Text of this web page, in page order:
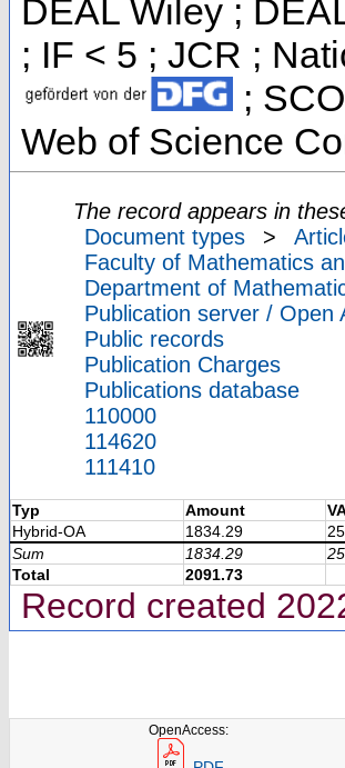
DEAL Wiley ;
; IF < 5 ; JCR ;
;
Web of Science
The record appears in
Document types
>
Faculty of Mathematics
Department of
Publication server / Open
Public records
Publication Charges
Publications database
110000
114620
111410
Typ Amount
Hybrid-OA
1834.29
Sum
1834.29
Total
2091.73
Record created
OpenAccess: